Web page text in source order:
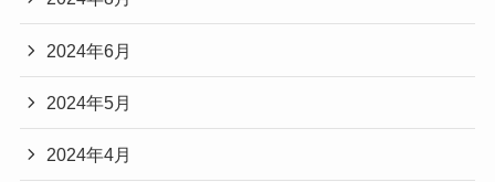
2024年6月
2024年5月
2024年4月